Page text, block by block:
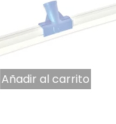
Añadir al carrito